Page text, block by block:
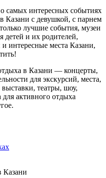
самых интересных событиях
Казани с девушкой, с парнем
лучшие события, музеи
детей и их родителей,
интересные места Казани,
в Казани — концерты,
для экскурсий, места,
театры, шоу,
активного отдыха
Казани